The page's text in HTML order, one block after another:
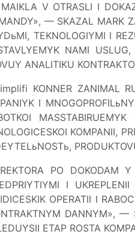
V OTRASLI I
— SKAZAL MARK
TEKNOLOGIYMI I
NAMI
ANALITIKU
KONNER ZANIMAL
I
KOMPANII,
PO DOKODAM Y
I
OPERATII I
DANNYM», —
ETAP ROSTA